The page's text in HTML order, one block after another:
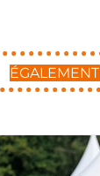
ÉGALEMENT